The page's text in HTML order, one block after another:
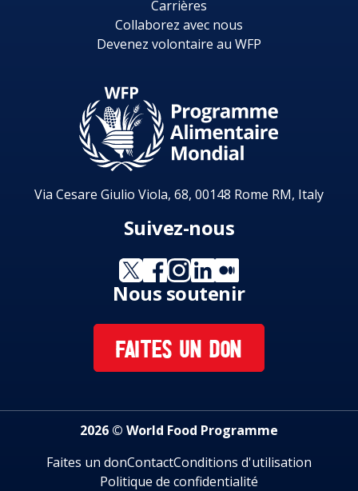
Carrières
Collaborez avec nous
Devenez volontaire au WFP
Via Cesare Giulio Viola, 68, 00148 Rome RM, Italy
Suivez-nous
Nous soutenir
FAITES UN DON
2026 © World Food Programme
Faites un donContactConditions d'utilisation
Politique de confidentialité